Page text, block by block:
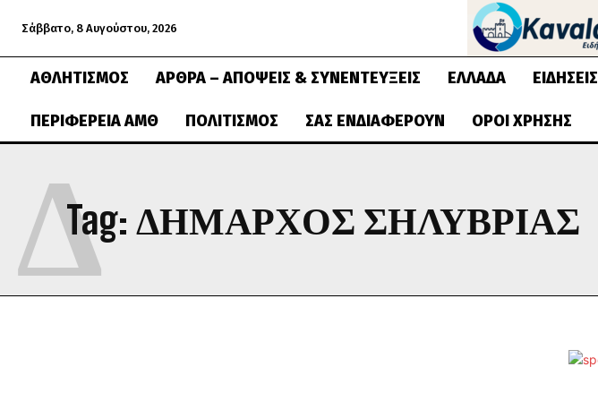
Σάββατο, 8 Αυγούστου, 2026
ΑΘΛΗΤΙΣΜΌΣ ΆΡΘΡΑ – ΑΠΌΨΕΙΣ & ΣΥΝΕΝΤΕΎΞΕΙΣ ΕΛΛΆΔΑ ΕΙΔΉΣΕΙΣ
ΠΕΡΙΦΈΡΕΙΑ ΑΜΘ ΠΟΛΙΤΙΣΜΌΣ ΣΑΣ ΕΝΔΙΑΦΈΡΟΥΝ ΌΡΟΙ ΧΡΉΣΗΣ
Tag: ΔΉΜΑΡΧΟΣ ΣΗΛΎΒΡΙΑΣ
Δ